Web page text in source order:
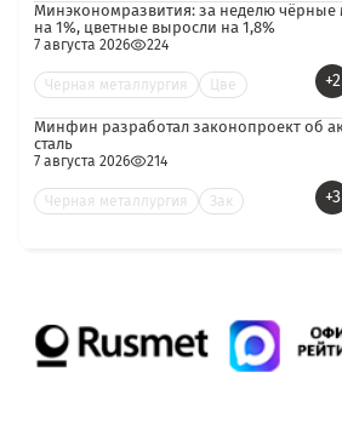
Минэкономразвития: за неделю чёрные
на 1%, цветные выросли на 1,8%
7 августа 2026 224
Черная металлургия Цве +2
Минфин разработал законопроект об
сталь
7 августа 2026 214
Черная металлургия Зак +3